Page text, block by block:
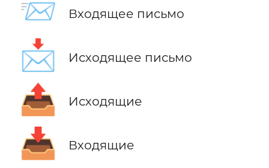
📨 Входящее письмо
📩 Исходящее письмо
📤 Исходящие
📥 Входящие